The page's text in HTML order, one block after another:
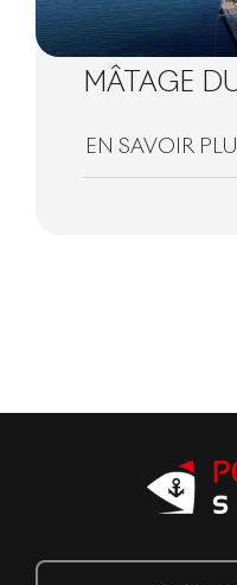
MÂTAGE
EN SAVOIR